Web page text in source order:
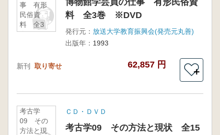
事 有形
民俗資
料 全3
巻
博物館学芸員の仕事 有形民俗資
料 全3巻 ※DVD
発行元： 放送大学教育振興会(発売元丸善)
出版年： 1993
新刊 取り寄せ 62,857 円
＋
考古学
09 その
方法と現
ＣＤ・ＤＶＤ
考古学09 その方法と現状 全15